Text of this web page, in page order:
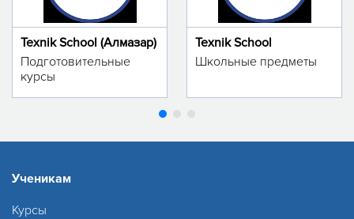
Texnik School (Алмазар)
Подготовительные
курсы
Texnik School
Школьные предметы
Ученикам
Курсы